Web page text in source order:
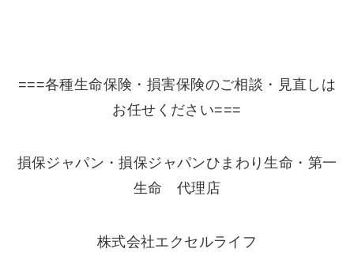
===各種生命保険・損害保険のご相談・見直しは
お任せください===
損保ジャパン・損保ジャパンひまわり生命・第一
生命 代理店
株式会社エクセルライフ